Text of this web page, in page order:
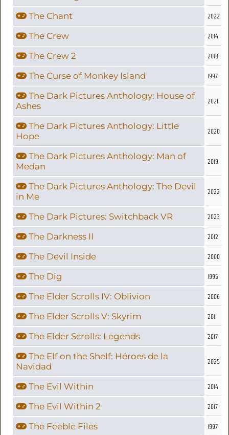
The Chant 2022
The Crew 2014
The Crew 2 2018
The Curse of Monkey Island 1997
The Dark Pictures Anthology: House of
Ashes
2021
The Dark Pictures Anthology: Little
Hope
2020
The Dark Pictures Anthology: Man of
Medan
2019
The Dark Pictures Anthology: The Devil
in Me
2022
The Dark Pictures: Switchback VR 2023
The Darkness II 2012
The Devil Inside 2000
The Dig 1995
The Elder Scrolls IV: Oblivion 2006
The Elder Scrolls V: Skyrim 2011
The Elder Scrolls: Legends 2017
The Elf on the Shelf: Héroes de la
Navidad
2025
The Evil Within 2014
The Evil Within 2 2017
The Feeble Files 1997